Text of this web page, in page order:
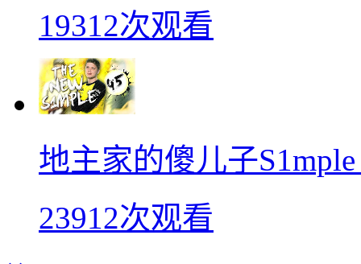
19312次观看
地主家的傻儿子
23912次观看